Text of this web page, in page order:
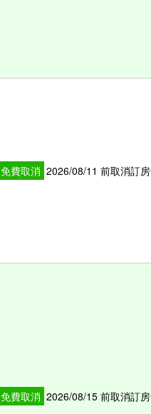
免費取消 2026/08/11 前取消訂
免費取消 2026/08/15 前取消訂